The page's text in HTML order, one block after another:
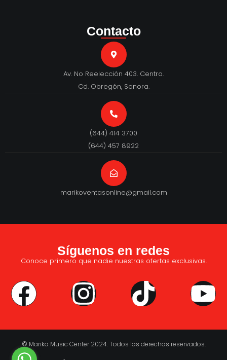
Contacto
Av. No Reelección 403. Centro.
Cd. Obregón, Sonora.
(644) 414 3700
(644) 457 8922
marikoventasonline@gmail.com
Síguenos en redes
Conoce primero que nadie nuestras ofertas exclusivas.
© Mariko Music Center 2024. Todos los derechos reservados.